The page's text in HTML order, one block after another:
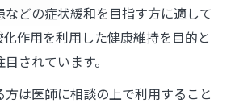
どの症状緩和を目指す方に適して
作用を利用した健康維持を目的と
されています。
は医師に相談の上で利用すること